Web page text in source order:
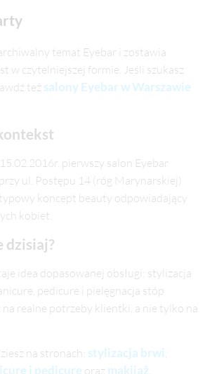
temat Eyebar i zostawia
w czytelniejszej formie. Jeśli szukasz
też salony Eyebar w Warszawie
pierwszy salon Eyebar
przy ul. Postępu 14 (róg Marynarskiej)
koncept beauty odpowiadający
kobiet.
dzisiaj?
idea dopasowanej obsługi: stylizacja
pedicure i pielęgnacja stóp
realne potrzeby klientki, a nie tylko na
na stronach: stylizacja brwi
i pedicure oraz makijaż